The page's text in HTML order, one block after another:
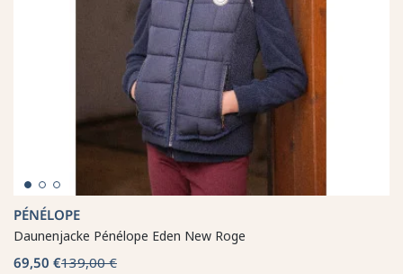
PÉNÉLOPE
Daunenjacke Pénélope Eden New Roge
69,50 €139,00 €